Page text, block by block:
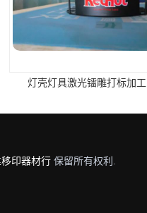
观澜充电器激光镭雕加工
印器材行 保留所有权利.